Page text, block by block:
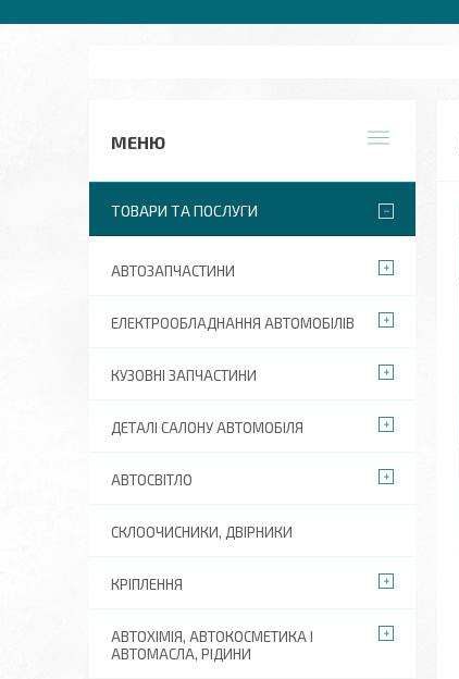
ТОВАРИ ТА ПОСЛУГИ
АВТОЗАПЧАСТИНИ
ЕЛЕКТРООБЛАДНАННЯ АВТОМОБІЛІВ
КУЗОВНІ ЗАПЧАСТИНИ
ДЕТАЛІ САЛОНУ АВТОМОБІЛЯ
АВТОСВІТЛО
СКЛООЧИСНИКИ, ДВІРНИКИ
КРІПЛЕННЯ
АВТОХІМІЯ, АВТОКОСМЕТИКА І
АВТОМАСЛА, РІДИНИ